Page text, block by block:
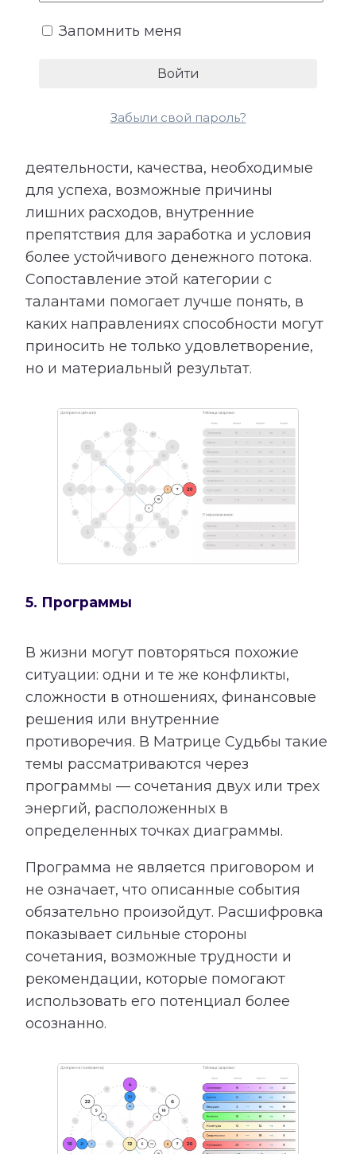
использовать открывающиеся
Расшифровка категории «Деньги»
деятельности, качества, необходимые
для успеха, возможные причины
лишних расходов, внутренние
препятствия для заработка и условия
более устойчивого денежного потока.
Сопоставление этой категории с
талантами помогает лучше понять, в
каких направлениях способности могут
приносить не только удовлетворение,
но и материальный результат.
5. Программы
В жизни могут повторяться похожие
ситуации: одни и те же конфликты,
сложности в отношениях, финансовые
решения или внутренние
противоречия. В Матрице Судьбы такие
темы рассматриваются через
программы — сочетания двух или трех
энергий, расположенных в
определенных точках диаграммы.
Программа не является приговором и
не означает, что описанные события
обязательно произойдут. Расшифровка
показывает сильные стороны
сочетания, возможные трудности и
рекомендации, которые помогают
использовать его потенциал более
осознанно.
Запомнить меня
Забыли свой пароль?